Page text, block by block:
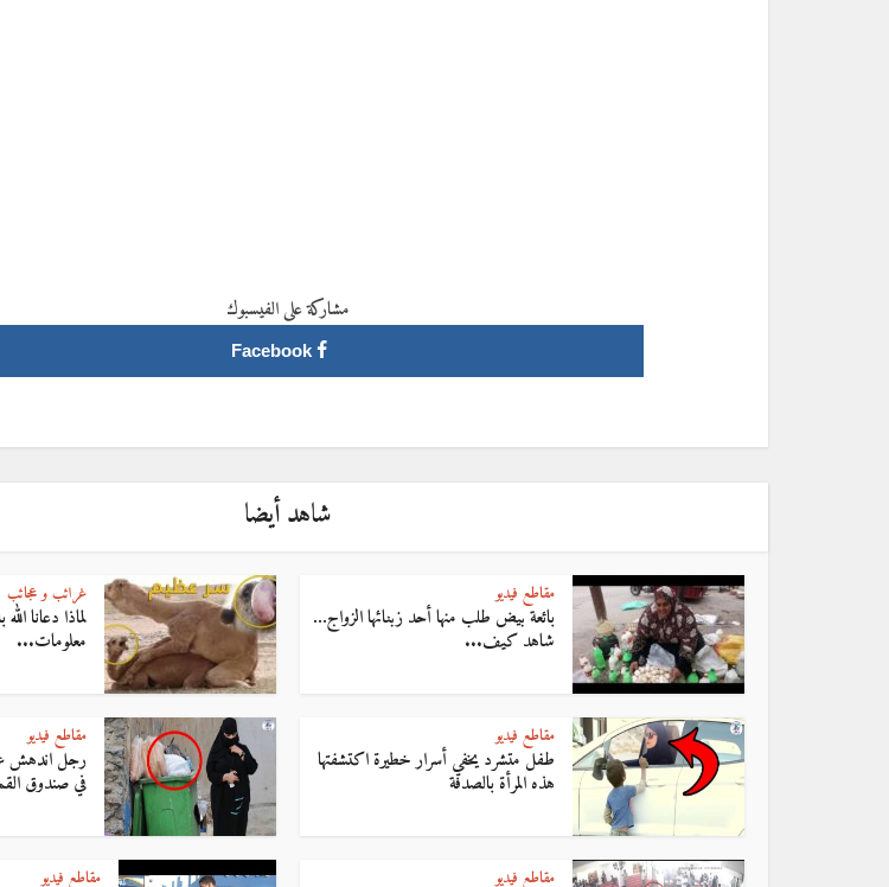
مشاركة على الفيسبوك
Facebook
شاهد أيضا
مقاطع فيديو
بائعة بيض طلب منها أحد زبنائها الزواج…
شاهد كيف...
غرائب و عجائب
لماذا دعانا
معلومات...
مقاطع فيديو
طفل متشرد يخفي أسرار خطيرة اكتشفتها
هذه المرأة بالصدفة
مقاطع فيديو
رجل اندهش
في صندوق
مقاطع فيديو مقاطع فيديو